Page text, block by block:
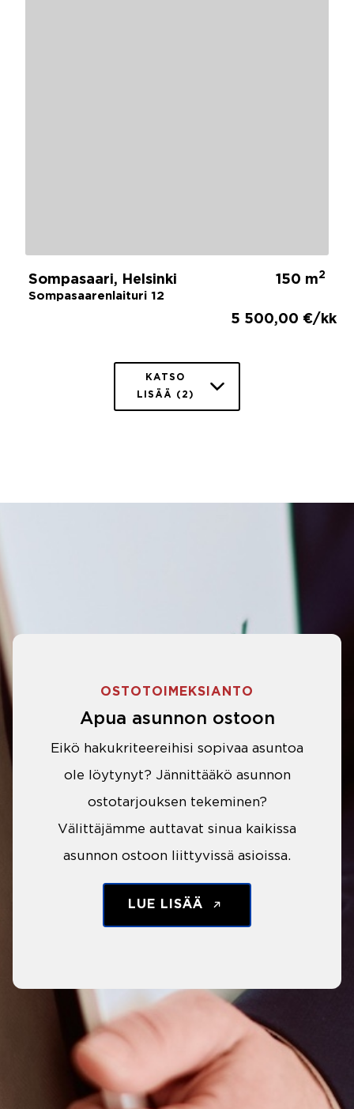
Sompasaari, Helsinki
Sompasaarenlaituri 12
150 m2
5 500,00 €/kk
KATSO
LISÄÄ (2)
OSTOTOIMEKSIANTO
Apua asunnon ostoon
Eikö hakukriteereihisi sopivaa asuntoa
ole löytynyt? Jännittääkö asunnon
ostotarjouksen tekeminen?
Välittäjämme auttavat sinua kaikissa
asunnon ostoon liittyvissä asioissa.
LUE LISÄÄ